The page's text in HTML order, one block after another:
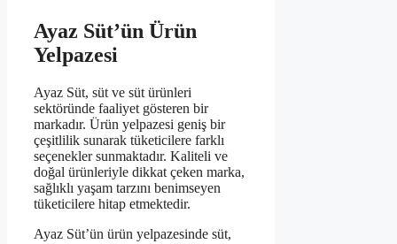
Ayaz Süt’ün Ürün
Yelpazesi
Ayaz Süt, süt ve süt ürünleri
sektöründe faaliyet gösteren bir
markadır. Ürün yelpazesi geniş bir
çeşitlilik sunarak tüketicilere farklı
seçenekler sunmaktadır. Kaliteli ve
doğal ürünleriyle dikkat çeken marka,
sağlıklı yaşam tarzını benimseyen
tüketicilere hitap etmektedir.
Ayaz Süt’ün ürün yelpazesinde süt,